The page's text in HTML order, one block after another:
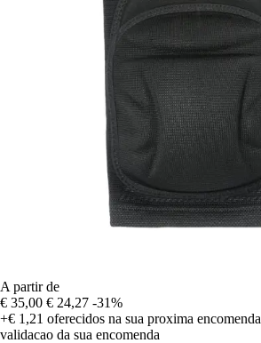
A partir de
€ 35,00 € 24,27 -31%
+€ 1,21 oferecidos na sua proxima encomenda
validacao da sua encomenda